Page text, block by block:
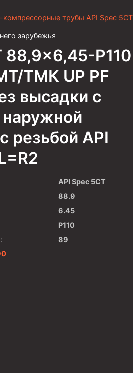
зарубежья
компрессорные трубы API Spec 5CT
88,9×6,45-P110
ТМК UP PF
высадки с
наружной
резьбой API
API Spec 5CT
88.9
6.45
P110
89